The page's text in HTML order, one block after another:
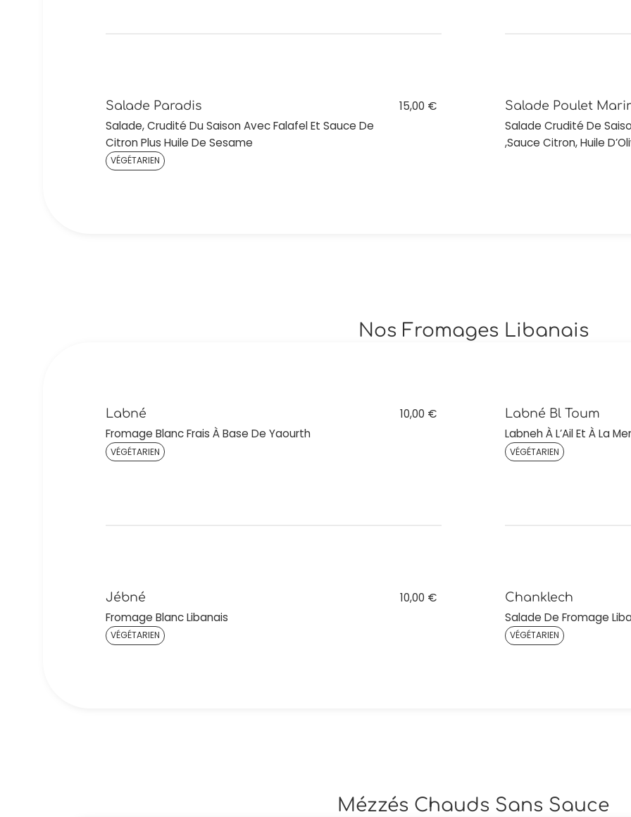
Salade Paradis
Salade, Crudité Du Saison Avec Falafel Et Sauce De
Citron Plus Huile De Sesame
VÉGÉTARIEN
15,00 € Salade Poulet
Salade Crudité De
,Sauce Citron, Huile
Nos Fromages Libanais
Labné
Fromage Blanc Frais À Base De Yaourth
VÉGÉTARIEN
10,00 € Labné Bl Toum
Labneh À L’Ail Et À La
VÉGÉTARIEN
Jébné
Fromage Blanc Libanais
VÉGÉTARIEN
10,00 € Chanklech
Salade De Fromage
VÉGÉTARIEN
Mézzés Chauds Sans Sauce